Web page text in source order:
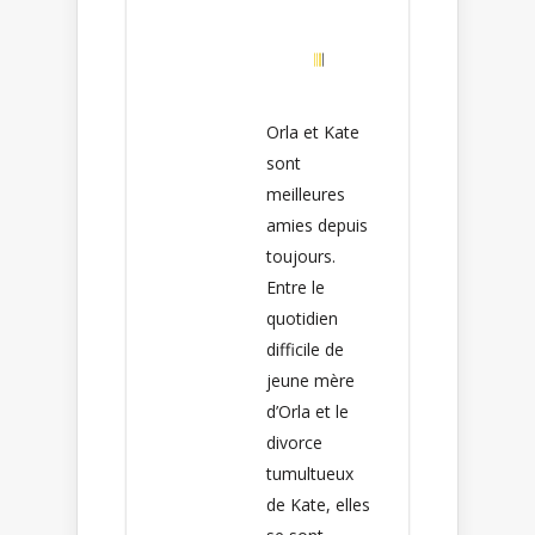
Orla et Kate
sont
meilleures
amies depuis
toujours.
Entre le
quotidien
difficile de
jeune mère
d’Orla et le
divorce
tumultueux
de Kate, elles